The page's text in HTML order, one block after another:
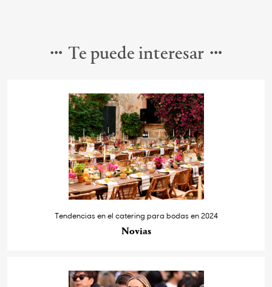
Te puede interesar
Tendencias en el catering para bodas en 2024
Novias